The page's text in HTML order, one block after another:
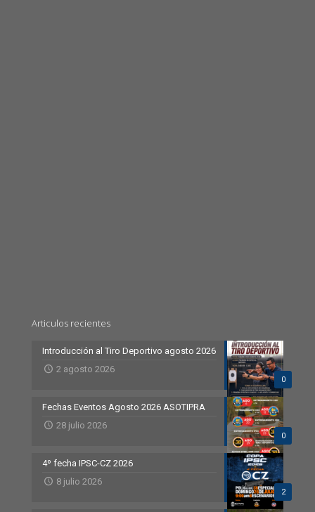
Articulos recientes
0
Introducción al Tiro Deportivo agosto 2026
2 agosto 2026
0
Fechas Eventos Agosto 2026 ASOTIPRA
28 julio 2026
2
4º fecha IPSC-CZ 2026
8 julio 2026